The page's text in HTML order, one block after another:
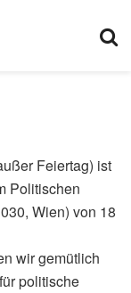
Feiertag) ist
Politischen
Wien) von 18
wir gemütlich
politische